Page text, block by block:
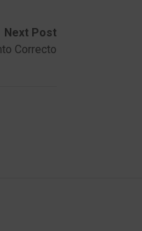
Next Post
Correcto